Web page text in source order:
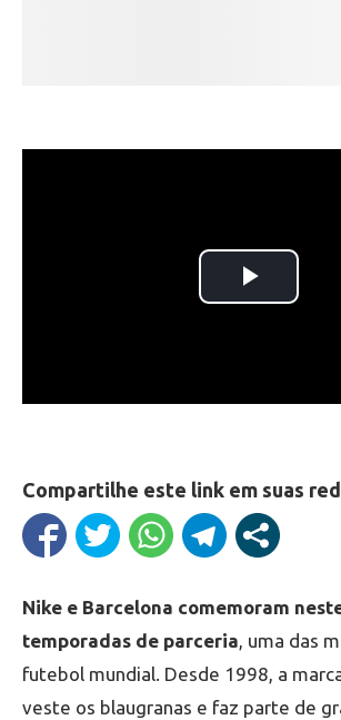
Compartilhe este link em suas
Nike e Barcelona comemoram
temporadas de parceria, uma das
futebol mundial. Desde 1998, a
veste os blaugranas e faz parte de